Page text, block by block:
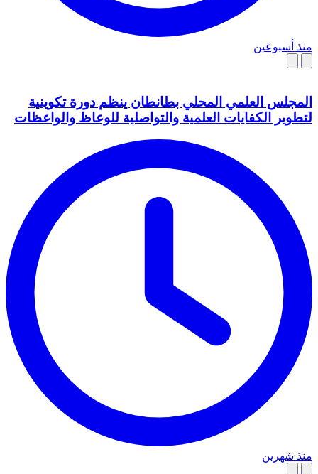
منذ أسبوعين
المجلس العلمي المحلي بطانطان ينظم دورة تكوينية
لتطوير الكفايات العلمية والتواصلية للوعاظ والواعظات
منذ شهرين